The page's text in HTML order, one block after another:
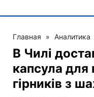
Главная » Аналитика
В Чилі
капсула для
гірників з